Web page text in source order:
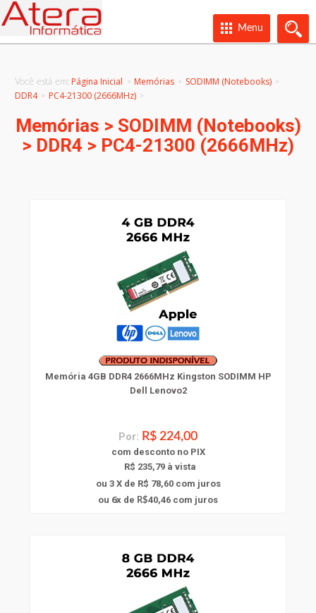
Menu
Você está em: Página Inicial Memórias > SODIMM (Notebooks) >
DDR4> PC4-21300 (2666MHz) >
Memórias > SODIMM (Notebooks)
> DDR4 > PC4-21300 (2666MHz)
Memória 4GB DDR4 2666MHz Kingston SODIMM HP
Dell Lenovo2
Por: R$ 224,00
com desconto no PIX
R$ 235,79 à vista
ou 3 X de R$ 78,60com juros
ou 6x de R$40,46 com juros